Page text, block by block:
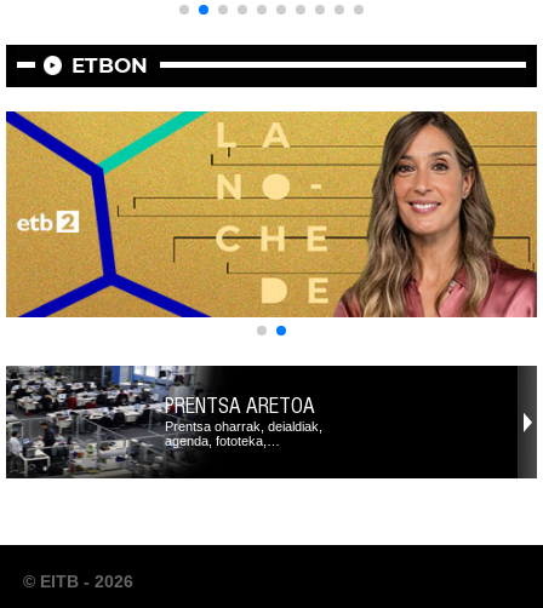
ETBON
PRENTSA ARETOA
Prentsa oharrak, deialdiak,
agenda, fototeka,…
© EITB - 2026